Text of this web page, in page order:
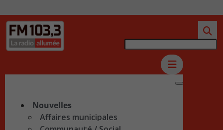
Nouvelles
Affaires municipales